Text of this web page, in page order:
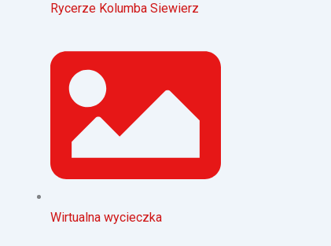
Rycerze Kolumba Siewierz
Wirtualna wycieczka